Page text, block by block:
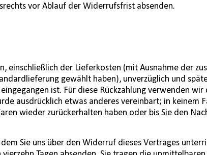
vor Ablauf der Widerrufsfrist absenden.
einschließlich der Lieferkosten (mit Ausnahme der
gewählt haben), unverzüglich und
ist. Für diese Rückzahlung verwenden wir
ausdrücklich etwas anderes vereinbart; in keinem
wieder zurückerhalten haben oder bis Sie den
Sie uns über den Widerruf dieses Vertrages